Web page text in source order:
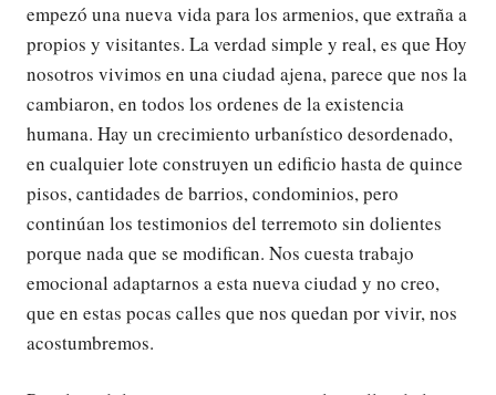
empezó una nueva vida para los armenios, que extraña a
propios y visitantes. La verdad simple y real, es que Hoy
nosotros vivimos en una ciudad ajena, parece que nos la
cambiaron, en todos los ordenes de la existencia
humana. Hay un crecimiento urbanístico desordenado,
en cualquier lote construyen un edificio hasta de quince
pisos, cantidades de barrios, condominios, pero
continúan los testimonios del terremoto sin dolientes
porque nada que se modifican. Nos cuesta trabajo
emocional adaptarnos a esta nueva ciudad y no creo,
que en estas pocas calles que nos quedan por vivir, nos
acostumbremos.